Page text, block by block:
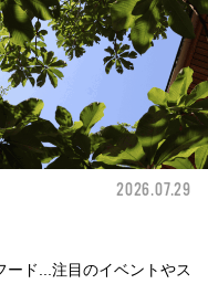
2026.07.29
ード...注目のイベントやス